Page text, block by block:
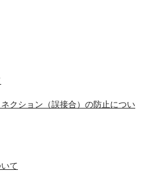
クション（誤接合）の防止につい
て